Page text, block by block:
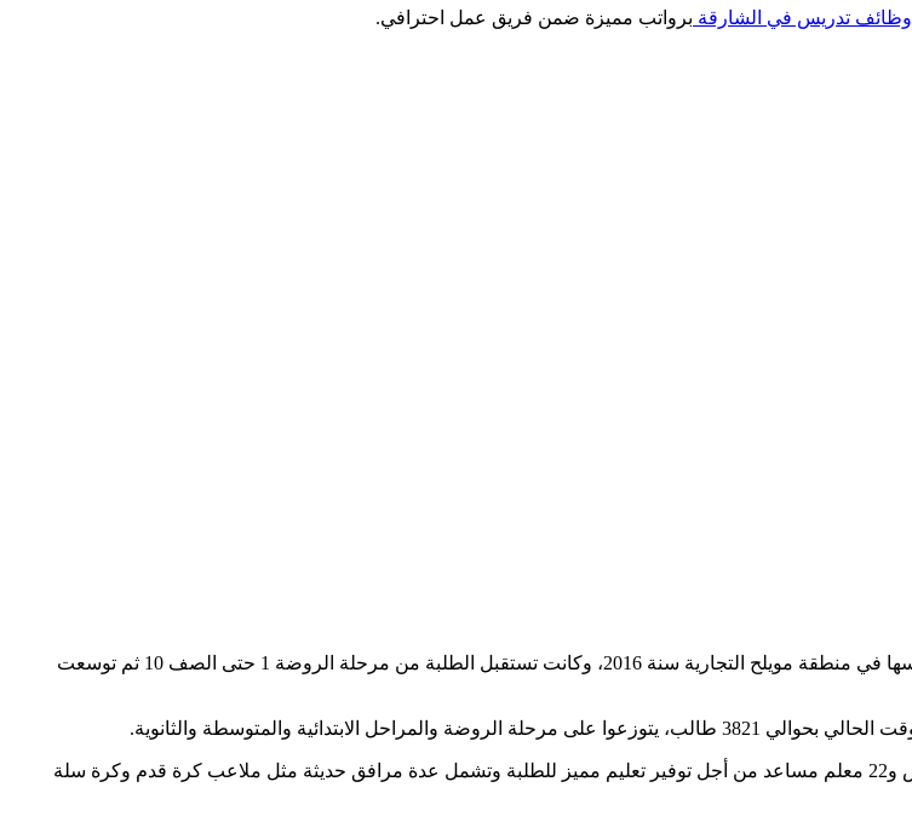
وظائف تدريس في الشارقة برواتب مميزة ضمن فريق عمل احترافي.
مدرسة بيس الدولية هي إحدى المدارس الهندية المميزة على مستوى الشارقة، وقد تم تأسيسها في منطقة مويلح التجارية سنة 2016، وكانت تستقبل الطلبة من مرحلة الروضة 1 حتى الصف 10 ثم توسعت
مدرسة بيس الدولية وظفت نخبة من أعضاء الهيئة التدريسية الذين يقدر عددهم بـ 177 مدرس و22 معلم مساعد من أجل توفير تعليم مميز للطلبة وتشمل عدة مرافق حديثة مثل ملاعب كرة قدم وكرة سلة